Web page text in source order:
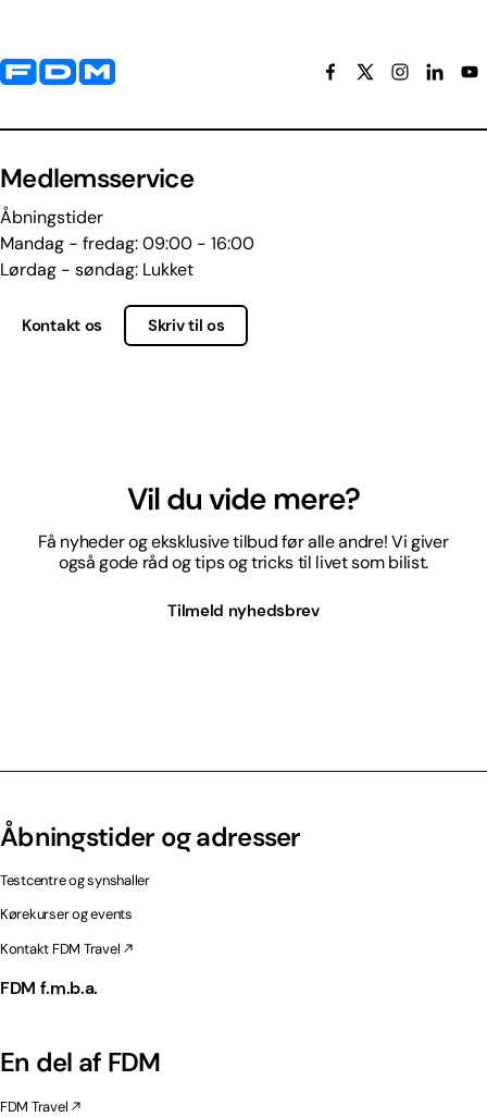
Yderligere information og kontaktoplysninger
Medlemsservice
Åbningstider
Mandag - fredag: 09:00 - 16:00
Lørdag - søndag: Lukket
Kontakt os Skriv til os
Vil du vide mere?
Få nyheder og eksklusive tilbud før alle andre! Vi giver
også gode råd og tips og tricks til livet som bilist.
Tilmeld nyhedsbrev
Åbningstider og adresser
Testcentre og synshaller
Kørekurser og events
Kontakt FDM Travel
FDM f.m.b.a.
En del af FDM
FDM Travel